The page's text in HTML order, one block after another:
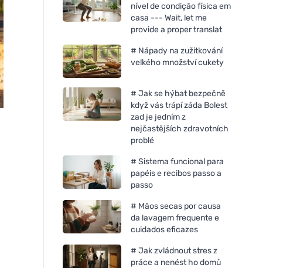
nível de condição física em
casa --- Wait, let me
provide a proper translat
# Nápady na zužitkování
velkého množství cukety
# Jak se hýbat bezpečně
když vás trápí záda Bolest
zad je jedním z
nejčastějších zdravotních
problé
# Sistema funcional para
papéis e recibos passo a
passo
# Mãos secas por causa
da lavagem frequente e
cuidados eficazes
# Jak zvládnout stres z
práce a nenést ho domů